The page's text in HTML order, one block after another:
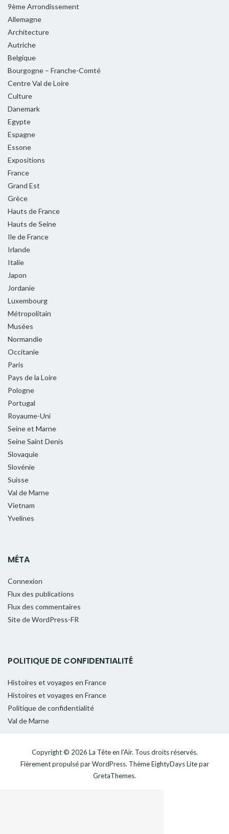
9ème Arrondissement
Allemagne
Architecture
Autriche
Belgique
Bourgogne – Franche-Comté
Centre Val de Loire
Culture
Danemark
Egypte
Espagne
Essone
Expositions
France
Grand Est
Grèce
Hauts de France
Hauts de Seine
Ile de France
Irlande
Italie
Japon
Jordanie
Luxembourg
Métropolitain
Musées
Normandie
Occitanie
Paris
Pays de la Loire
Pologne
Portugal
Royaume-Uni
Seine et Marne
Seine Saint Denis
Slovaquie
Slovénie
Suisse
Val de Marne
Vietnam
Yvelines
MÉTA
Connexion
Flux des publications
Flux des commentaires
Site de WordPress-FR
POLITIQUE DE CONFIDENTIALITÉ
Histoires et voyages en France
Histoires et voyages en France
Politique de confidentialité
Val de Marne
Copyright © 2026 La Tête en l'Air. Tous droits réservés.
Fièrement propulsé parWordPress. ThèmeEightyDays Litepar
GretaThemes.